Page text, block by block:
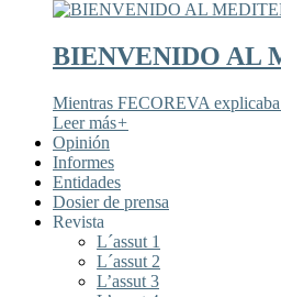
BIENVENIDO AL
Mientras FECOREVA explicaba
Leer más+
Opinión
Informes
Entidades
Dosier de prensa
Revista
L´assut 1
L´assut 2
L’assut 3